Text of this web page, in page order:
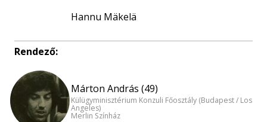
Hannu Mäkelä
Rendező:
Márton András (49)
Külügyminisztérium Konzuli Főosztály (Budapest / Los
Angeles)
Merlin Színház